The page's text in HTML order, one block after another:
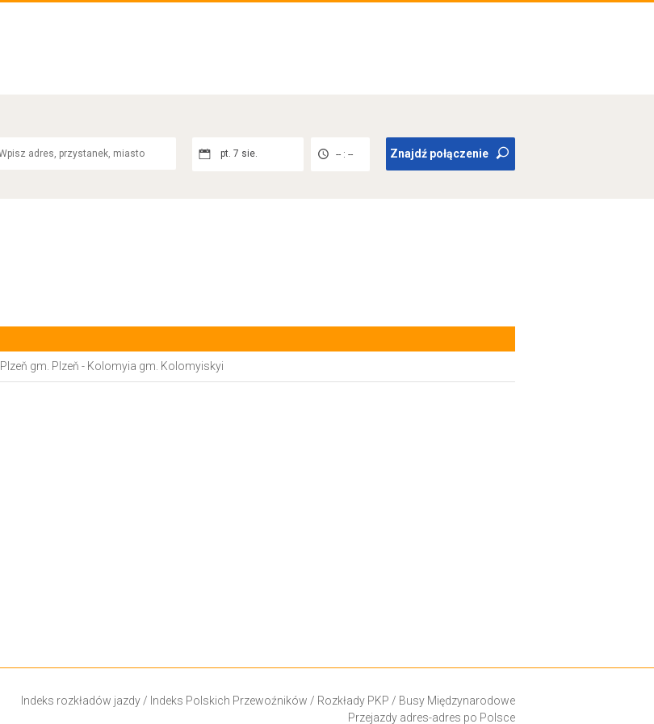
pt. 7 sie. -- : -- Znajdź połączenie
Plzeň gm. Plzeň - Kolomyia gm. Kolomyiskyi
Indeks rozkładów jazdy/ Indeks Polskich Przewoźników / Rozkłady PKP / Busy Międzynarodowe
Przejazdy adres-adres po Polsce